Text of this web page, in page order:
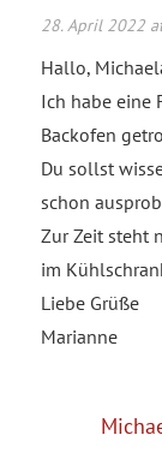
28. April 2022
Hallo,
Ich habe eine
Backofen
Du sollst
schon
Zur Zeit steht
im
Liebe Grüße
Marianne